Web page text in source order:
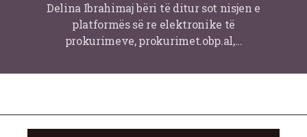
Delina Ibrahimaj bëri të ditur sot nisjen e
platformës së re elektronike të
prokurimeve, prokurimet.obp.al,…